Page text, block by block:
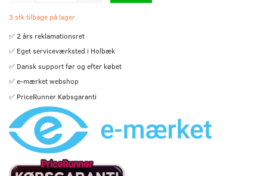
3 stk tilbage på lager
✅ 2 års reklamationsret
✅ Eget serviceværksted i Holbæk
✅ Dansk support før og efter købet
✅ e-mærket webshop
✅ PriceRunner Købsgaranti